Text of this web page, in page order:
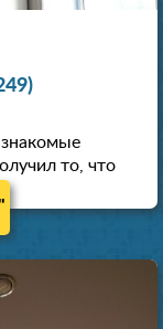
то, что